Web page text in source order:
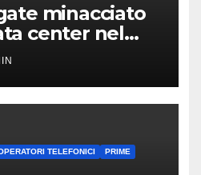
minacciato
center nel
TELEFONICI
PRIME